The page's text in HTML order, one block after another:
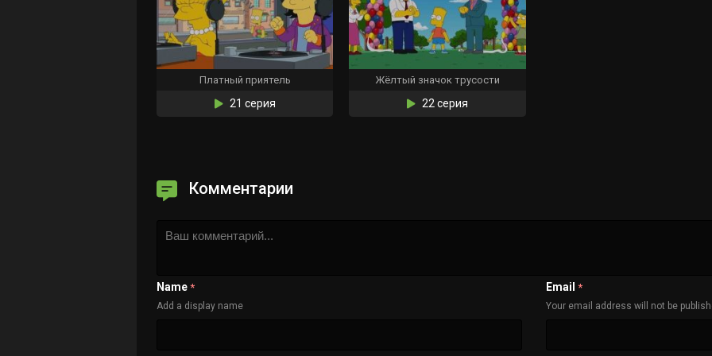
Платный приятель
21 серия
Жёлтый значок трусости
22 серия
Комментарии
Name *
Add a display name
Email *
Your email address will not be